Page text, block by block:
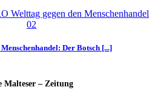
Der Botsch [...]
Malteser – Zeitung